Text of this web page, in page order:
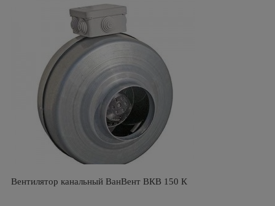
Вентилятор канальный ВанВент ВКВ 150 К